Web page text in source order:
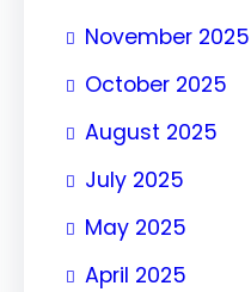
November 2025
October 2025
August 2025
July 2025
May 2025
April 2025